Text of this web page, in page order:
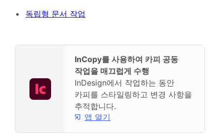
독립형 문서 작업
InCopy를 사용하여 카피 공동
작업을 매끄럽게 수행
InDesign에서 작업하는 동안
카피를 스타일링하고 변경 사항을
추적합니다.
앱 열기